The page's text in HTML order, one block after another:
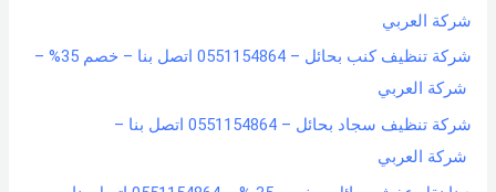
شركة العربي
شركة تنظيف كنب بحائل – 0551154864 اتصل بنا – خصم 35% –
شركة العربي
شركة تنظيف سجاد بحائل – 0551154864 اتصل بنا –
شركة العربي